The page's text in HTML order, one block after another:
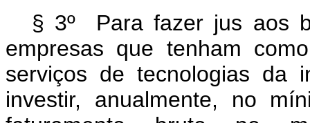
§ 3º Para fazer jus aos
empresas que tenham
serviços de tecnologias da
investir, anualmente, no